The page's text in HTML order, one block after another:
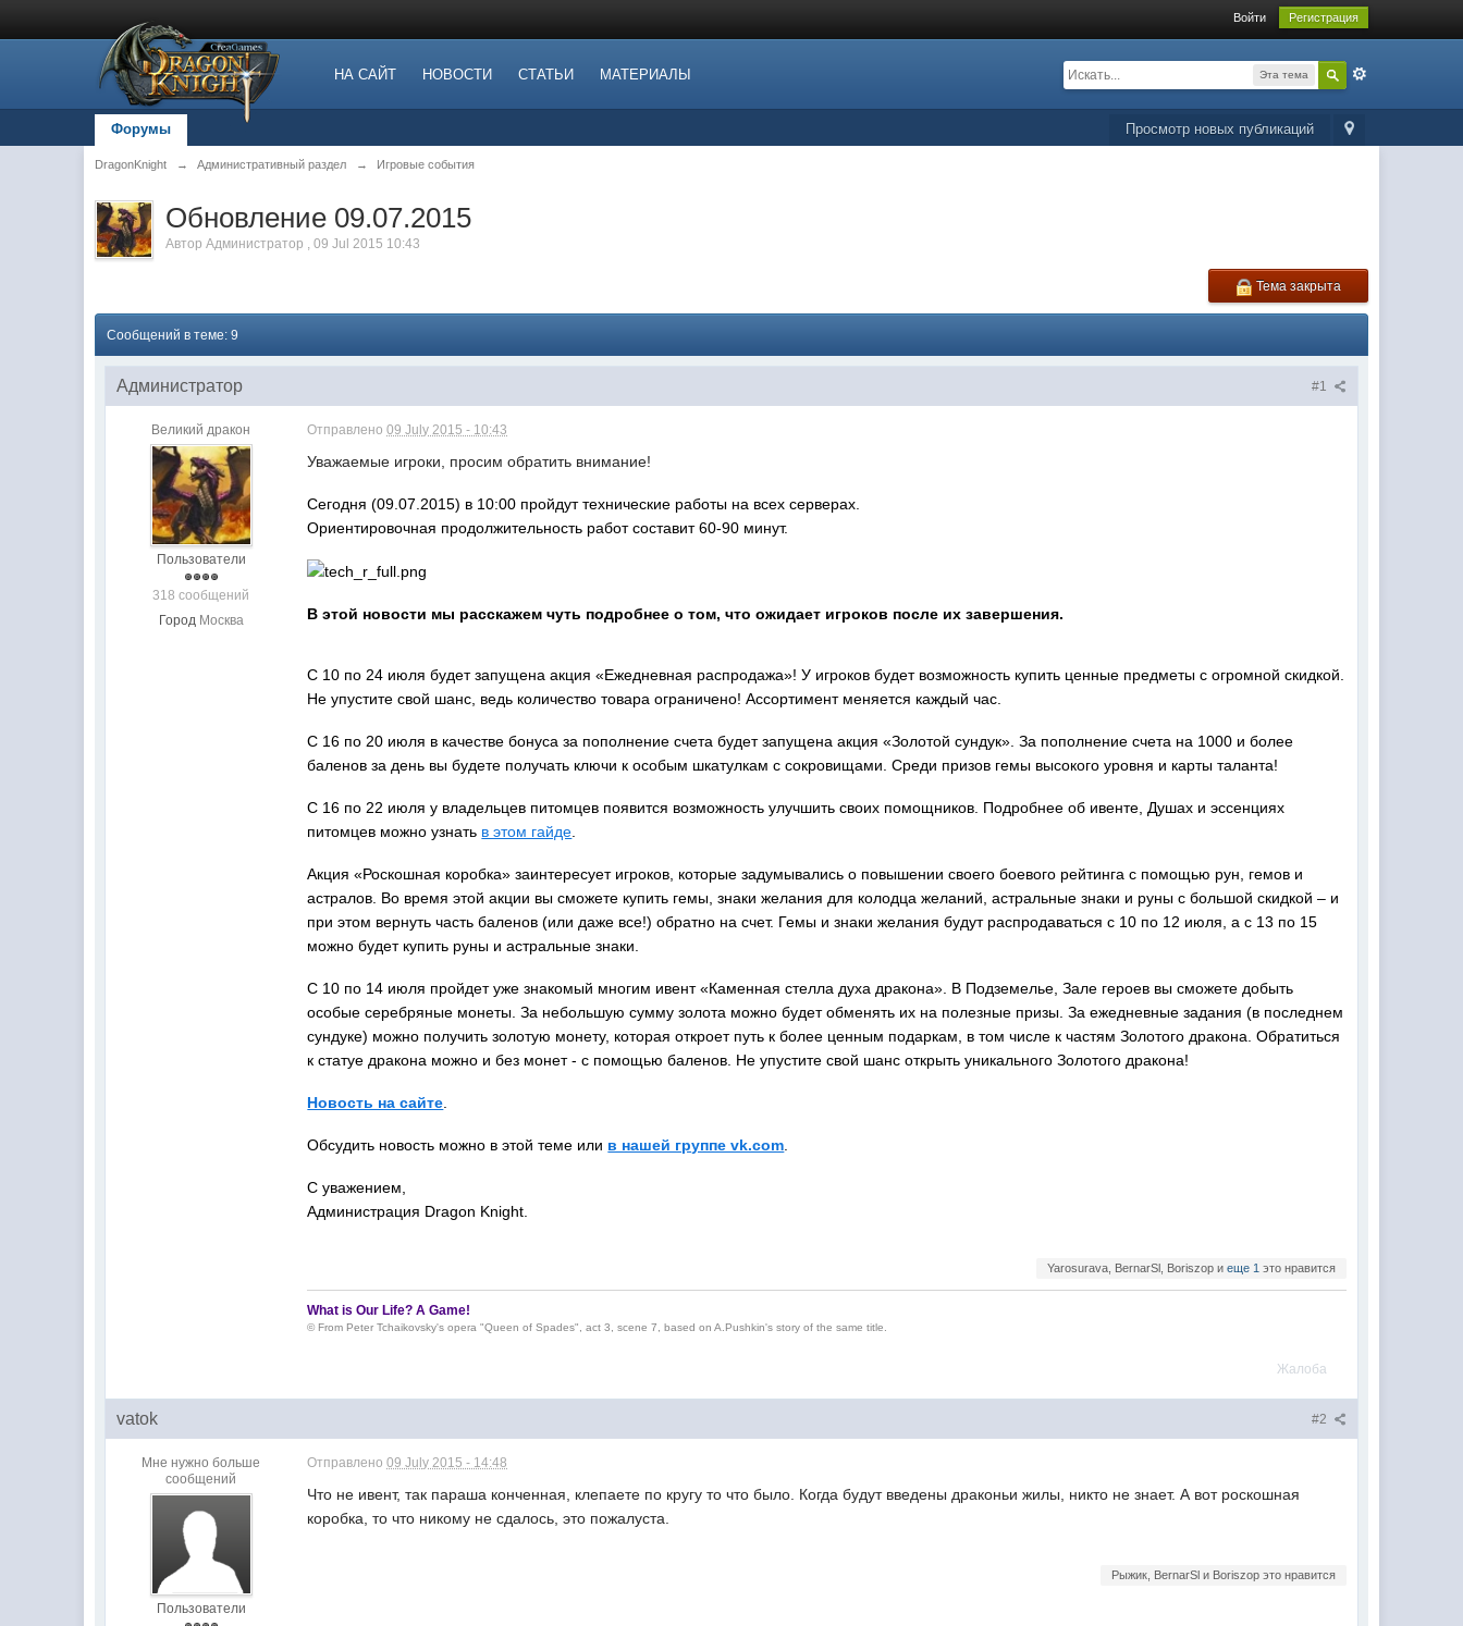
Войти Регистрация
НА САЙТ НОВОСТИ СТАТЬИ МАТЕРИАЛЫ Эта тема
Просмотр новых публикаций
Форумы
DragonKnight → Административный раздел → Игровые события
Обновление 09.07.2015
АвторАдминистратор ,09 Jul 2015 10:43
Тема закрыта
Сообщений в теме: 9
#1
Администратор
Великий дракон
Пользователи
318 сообщений
Город Москва
Отправлено09 July 2015 - 10:43
Уважаемые игроки, просим обратить внимание!
Сегодня (09.07.2015) в 10:00 пройдут технические работы на всех серверах.
Ориентировочная продолжительность работ составит 60-90 минут.
В этой новости мы расскажем чуть подробнее о том, что ожидает игроков после их завершения.
С 10 по 24 июля будет запущена акция «Ежедневная распродажа»! У игроков будет возможность купить ценные предметы с огромной скидкой.
Не упустите свой шанс, ведь количество товара ограничено! Ассортимент меняется каждый час.
С 16 по 20 июля в качестве бонуса за пополнение счета будет запущена акция «Золотой сундук». За пополнение счета на 1000 и более
баленов за день вы будете получать ключи к особым шкатулкам с сокровищами. Среди призов гемы высокого уровня и карты таланта!
С 16 по 22 июля у владельцев питомцев появится возможность улучшить своих помощников. Подробнее об ивенте, Душах и эссенциях
питомцев можно узнать в этом гайде.
Акция «Роскошная коробка» заинтересует игроков, которые задумывались о повышении своего боевого рейтинга с помощью рун, гемов и
астралов. Во время этой акции вы сможете купить гемы, знаки желания для колодца желаний, астральные знаки и руны с большой скидкой – и
при этом вернуть часть баленов (или даже все!) обратно на счет. Гемы и знаки желания будут распродаваться с 10 по 12 июля, а с 13 по 15
можно будет купить руны и астральные знаки.
С 10 по 14 июля пройдет уже знакомый многим ивент «Каменная стелла духа дракона». В Подземелье, Зале героев вы сможете добыть
особые серебряные монеты. За небольшую сумму золота можно будет обменять их на полезные призы. За ежедневные задания (в последнем
сундуке) можно получить золотую монету, которая откроет путь к более ценным подаркам, в том числе к частям Золотого дракона. Обратиться
к статуе дракона можно и без монет - с помощью баленов. Не упустите свой шанс открыть уникального Золотого дракона!
Новость на сайте.
Обсудить новость можно в этой теме или в нашей группе vk.com.
С уважением,
Администрация Dragon Knight.
Yarosurava, BernarSl, Boriszop и еще 1 это нравится
What is Our Life? A Game!
© From Peter Tchaikovsky's opera "Queen of Spades", act 3, scene 7, based on A.Pushkin's story of the same title.
Жалоба
#2
vatok
Мне нужно больше
сообщений
Пользователи
Отправлено09 July 2015 - 14:48
Что не ивент, так параша конченная, клепаете по кругу то что было. Когда будут введены драконьи жилы, никто не знает. А вот роскошная
коробка, то что никому не сдалось, это пожалуста.
Рыжик, BernarSl и Boriszop это нравится